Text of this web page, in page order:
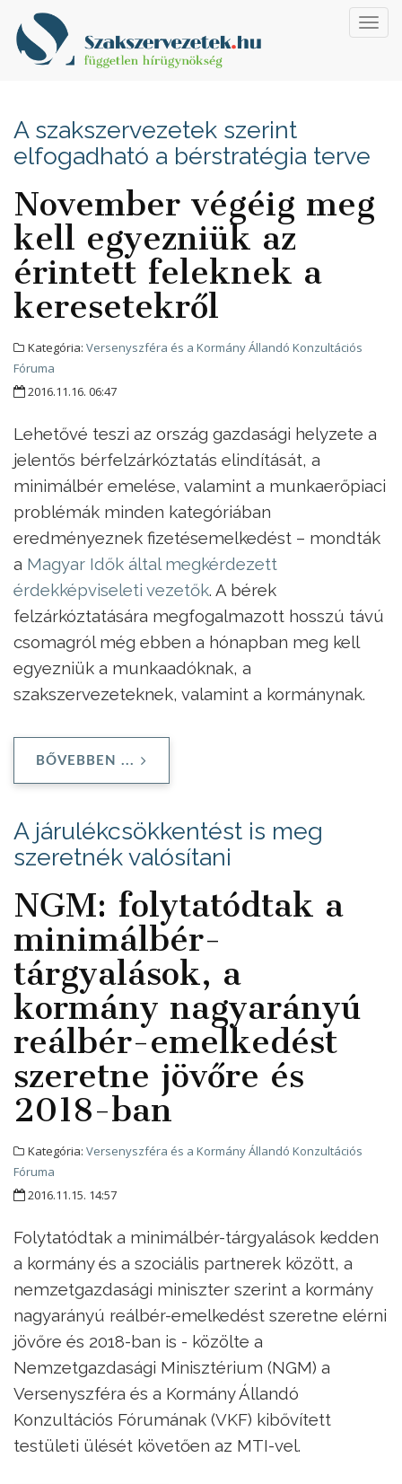
A szakszervezetek szerint
elfogadható a bérstratégia terve
November végéig meg
kell egyezniük az
érintett feleknek a
keresetekről
Kategória: Versenyszféra és a Kormány Állandó Konzultációs
Fóruma
2016.11.16. 06:47
Lehetővé teszi az ország gazdasági helyzete a
jelentős bérfelzárkóztatás elindítását, a
minimálbér emelése, valamint a munkaerőpia­ci
problémák minden kategóriában
eredményeznek fizetésemelkedést – mondták
a Magyar Idők által megkérdezett
érdekképviseleti vezetők. A bérek
felzárkóztatására megfogalmazott hosszú távú
csomagról még ebben a hónapban meg kell
egyezniük a munkaadóknak, a
szakszervezeteknek, valamint a kormánynak.
BŐVEBBEN ...
A járulékcsökkentést is meg
szeretnék valósítani
NGM: folytatódtak a
minimálbér-
tárgyalások, a
kormány nagyarányú
reálbér-emelkedést
szeretne jövőre és
2018-ban
Kategória: Versenyszféra és a Kormány Állandó Konzultációs
Fóruma
2016.11.15. 14:57
Folytatódtak a minimálbér-tárgyalások kedden
a kormány és a szociális partnerek között, a
nemzetgazdasági miniszter szerint a kormány
nagyarányú reálbér-emelkedést szeretne elérni
jövőre és 2018-ban is - közölte a
Nemzetgazdasági Minisztérium (NGM) a
Versenyszféra és a Kormány Állandó
Konzultációs Fórumának (VKF) kibővített
testületi ülését követően az MTI-vel.